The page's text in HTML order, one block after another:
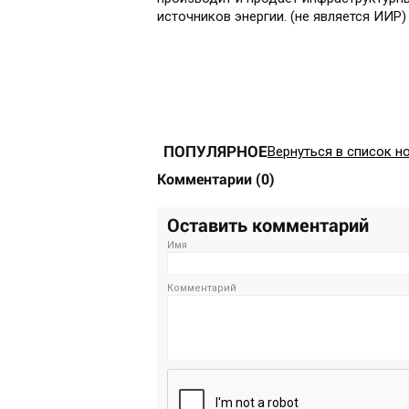
источников энергии. (не является ИИР)
ПОПУЛЯРНОЕВернуться в список
Комментарии (0)
Оставить комментарий
Имя
Комментарий